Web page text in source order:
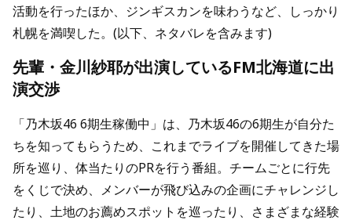
活動を行ったほか、ジンギスカンを味わうなど、しっかり
札幌を満喫した。(以下、ネタバレを含みます)
先輩・金川紗耶が出演しているFM北海道に出
演交渉
「乃木坂46 6期生稼働中」は、乃木坂46の6期生が自分た
ちを知ってもらうため、これまでライブを開催してきた場
所を巡り、体当たりのPRを行う番組。チームごとに行先
をくじで決め、メンバーが飛び込みの企画にチャレンジし
たり、土地のお薦めスポットを巡ったり、さまざまな経験